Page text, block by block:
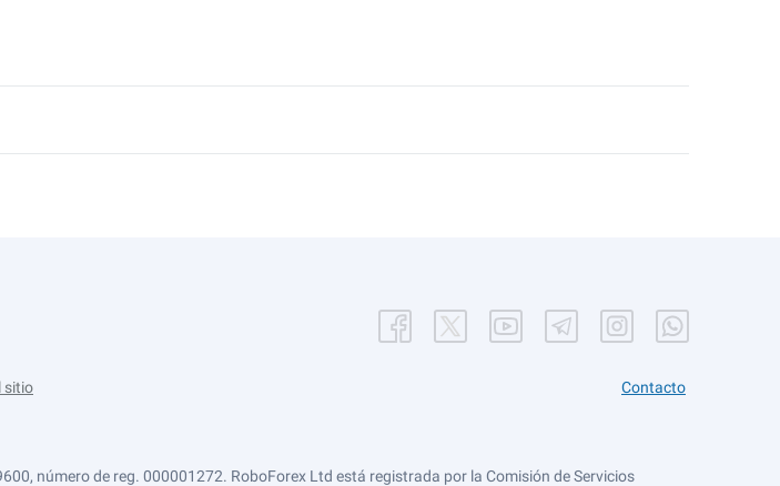
sitio Contacto
número de reg. 000001272. RoboForex Ltd está registrada por la Comisión de Servicios